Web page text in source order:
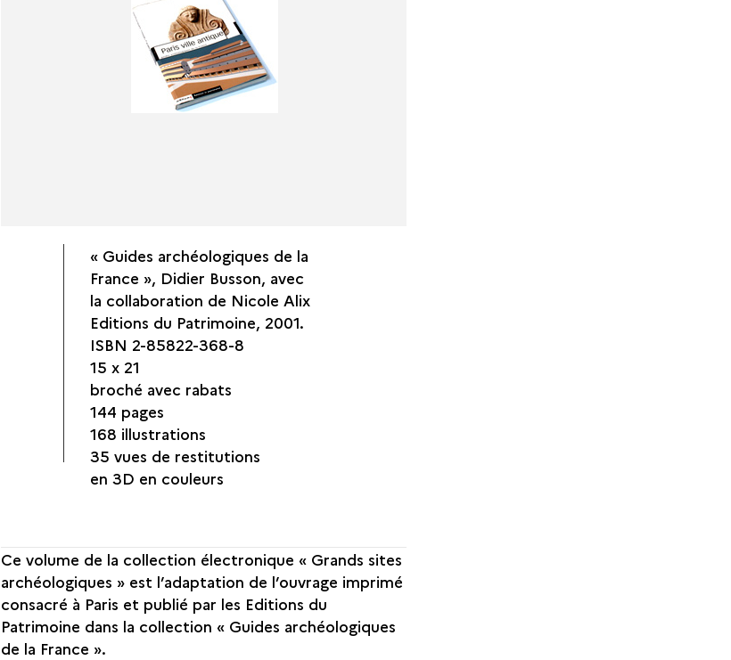
« Guides archéologiques de la
France », Didier Busson, avec
la collaboration de Nicole Alix
Editions du Patrimoine, 2001.
ISBN 2-85822-368-8
15 x 21
broché avec rabats
144 pages
168 illustrations
35 vues de restitutions
en 3D en couleurs
Ce volume de la collection électronique « Grands sites
archéologiques » est l’adaptation de l’ouvrage imprimé
consacré à Paris et publié par les Editions du
Patrimoine dans la collection « Guides archéologiques
de la France ».